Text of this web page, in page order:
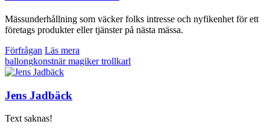
Mässunderhållning som väcker folks intresse och nyfikenhet för ett
företags produkter eller tjänster på nästa mässa.
Förfrågan Läs mera
ballongkonstnärmagikertrollkarl
Jens Jadbäck
Text saknas!